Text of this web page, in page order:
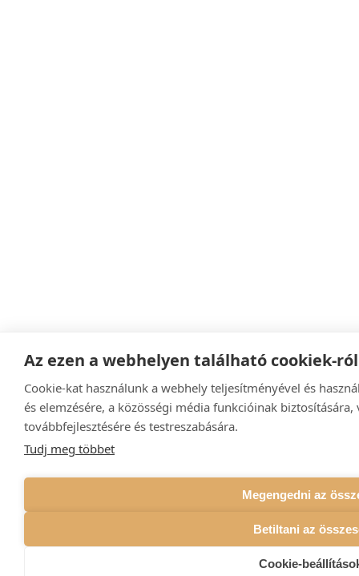
Az ezen a webhelyen található cookiek-ról
Cookie-kat használunk a webhely teljesítményével és
és elemzésére, a közösségi média funkcióinak
továbbfejlesztésére és testreszabására.
Tudj meg többet
Megengedni az
Betiltani az
Cookie-